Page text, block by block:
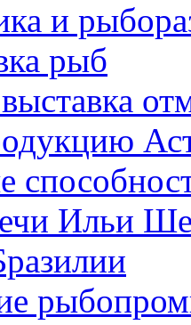
и
рыб
Ильи